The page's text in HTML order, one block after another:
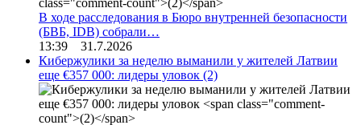
В ходе расследования в Бюро внутренней безопасности
(БВБ, IDB) собрали…
13:39 31.7.2026
Кибержулики за неделю выманили у жителей Латвии
еще €357 000: лидеры уловок (2)